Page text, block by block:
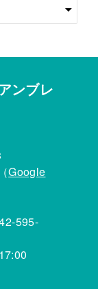
ンブレ
Google
595-